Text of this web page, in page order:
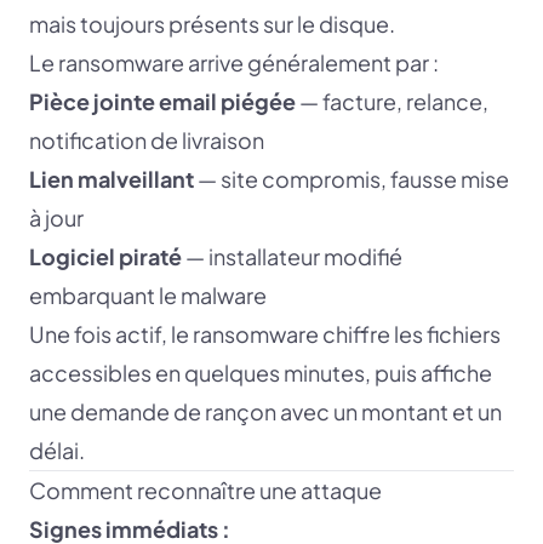
mais toujours présents sur le disque.
Le ransomware arrive généralement par :
Pièce jointe email piégée— facture, relance,
notification de livraison
Lien malveillant— site compromis, fausse mise
à jour
Logiciel piraté— installateur modifié
embarquant le malware
Une fois actif, le ransomware chiffre les fichiers
accessibles en quelques minutes, puis affiche
une demande de rançon avec un montant et un
délai.
Comment reconnaître une attaque
Signes immédiats :